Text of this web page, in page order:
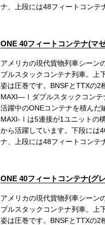
ナ、上段には48フィートコンテ
ONE 40フィートコンテナ(マ
アメリカの現代貨物列車シーン
ブルスタックコンテナ列車。上
姿は圧巻です。BNSFとTTXの2
MAXI—Ⅰダブルスタックコンテ
活躍中のONEコンテナを積んだ
MAXI-Ⅰは5連接が1ユニットの
から活躍しています。下段には
ナ、上段には48フィートコンテ
ONE 40フィートコンテナ(グ
アメリカの現代貨物列車シーン
ブルスタックコンテナ列車。上
姿は圧巻です。BNSFとTTXの2